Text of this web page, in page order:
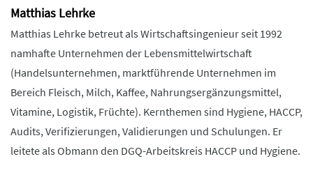
Matthias Lehrke
Matthias Lehrke betreut als Wirtschaftsingenieur seit 1992
namhafte Unternehmen der Lebensmittelwirtschaft
(Handelsunternehmen, marktführende Unternehmen im
Bereich Fleisch, Milch, Kaffee, Nahrungsergänzungsmittel,
Vitamine, Logistik, Früchte). Kernthemen sind Hygiene, HACCP,
Audits, Verifizierungen, Validierungen und Schulungen. Er
leitete als Obmann den DGQ-Arbeitskreis HACCP und Hygiene.